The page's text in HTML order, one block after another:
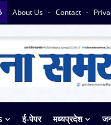
About Us Contact
ई-पेपर मध्यप्रदेश